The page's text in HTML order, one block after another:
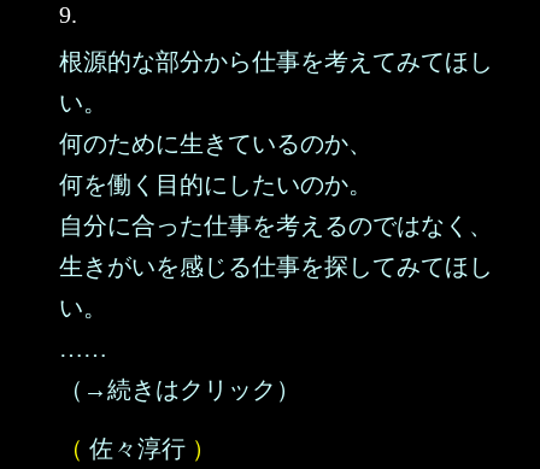
9.
根源的な部分から仕事を考えてみてほし
い。
何のために生きているのか、
何を働く目的にしたいのか。
自分に合った仕事を考えるのではなく、
生きがいを感じる仕事を探してみてほし
い。
……
（→続きはクリック）
（ 佐々淳行 ）